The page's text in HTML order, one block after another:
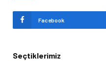
Facebook
Seçtiklerimiz